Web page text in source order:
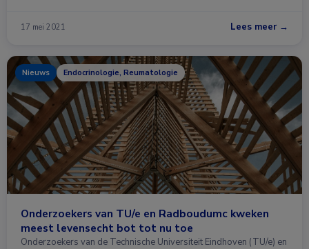
17 mei 2021 Lees meer →
Nieuws Endocrinologie, Reumatologie
Onderzoekers van TU/e en Radboudumc kweken
meest levensecht bot tot nu toe
Onderzoekers van de Technische Universiteit Eindhoven (TU/e) en